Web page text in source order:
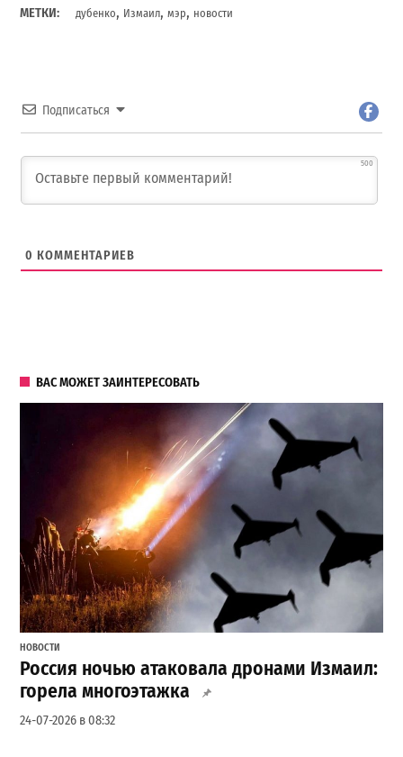
МЕТКИ: дубенко, Измаил,мэр, новости
Подписаться
500
0 КОММЕНТАРИЕВ
ВАС МОЖЕТ ЗАИНТЕРЕСОВАТЬ
НОВОСТИ
Россия ночью атаковала дронами Измаил:
горела многоэтажка
24-07-2026 в 08:32